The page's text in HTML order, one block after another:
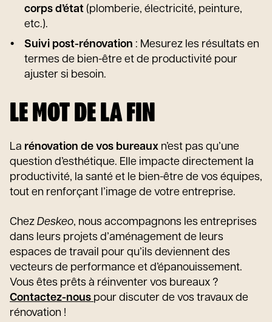
corps d’état (plomberie, électricité, peinture,
etc.).
Suivi post-rénovation : Mesurez les résultats en
termes de bien-être et de productivité pour
ajuster si besoin.
LE MOT DE LA FIN
La rénovation de vos bureaux n’est pas qu’une
question d’esthétique. Elle impacte directement la
productivité, la santé et le bien-être de vos équipes,
tout en renforçant l’image de votre entreprise.
Chez Deskeo, nous accompagnons les entreprises
dans leurs projets d’aménagement de leurs
espaces de travail pour qu’ils deviennent des
vecteurs de performance et d’épanouissement.
Vous êtes prêts à réinventer vos bureaux ?
Contactez-nous pour discuter de vos travaux de
rénovation !